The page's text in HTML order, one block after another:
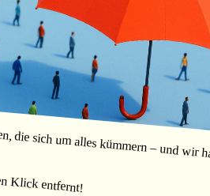
sich um alles kümmern – und wir
Klick entfernt!